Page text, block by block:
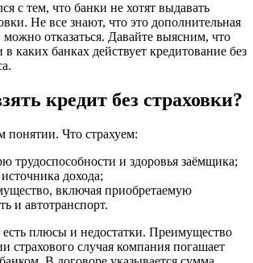
с тем, что банки не хотят выдавать
Не все знают, что это дополнительная
можно отказаться. Давайте выясним, что
в каких банках действует кредитование без
кредит без страховки?
понятии. Что страхуем:
трудоспособности и здоровья заёмщика;
дохода;
включая приобретаемую
и автотранспорт.
плюсы и недостатки. Преимущество
страхового случая компания погашает